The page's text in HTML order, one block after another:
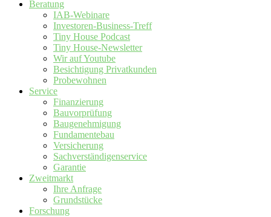
Beratung
IAB-Webinare
Investoren-Business-Treff
Tiny House Podcast
Tiny House-Newsletter
Wir auf Youtube
Besichtigung Privatkunden
Probewohnen
Service
Finanzierung
Bauvorprüfung
Baugenehmigung
Fundamentebau
Versicherung
Sachverständigenservice
Garantie
Zweitmarkt
Ihre Anfrage
Grundstücke
Forschung